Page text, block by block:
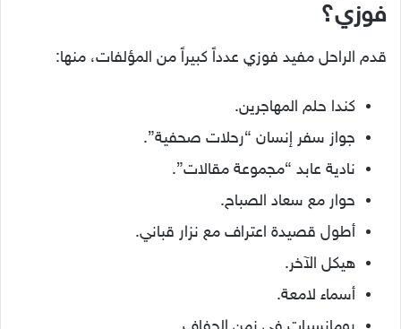
فوزي؟
قدم الراحل مفيد فوزي عدداً كبيراً من المؤلفات، منها:
كندا حلم المهاجرين.
جواز سفر إنسان “رحلات صحفية”.
نادية عابد “مجموعة مقالات”.
حوار مع سعاد الصباح.
أطول قصيدة اعتراف مع نزار قباني.
هيكل الآخر.
أسماء لامعة.